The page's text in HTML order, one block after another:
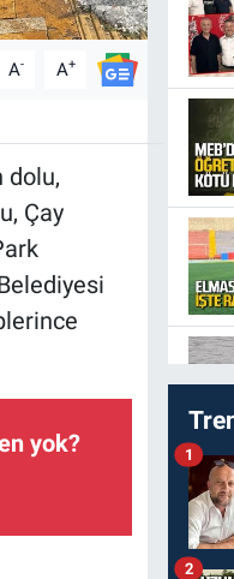
A- A+
dolu,
Çay
yok? 1
2